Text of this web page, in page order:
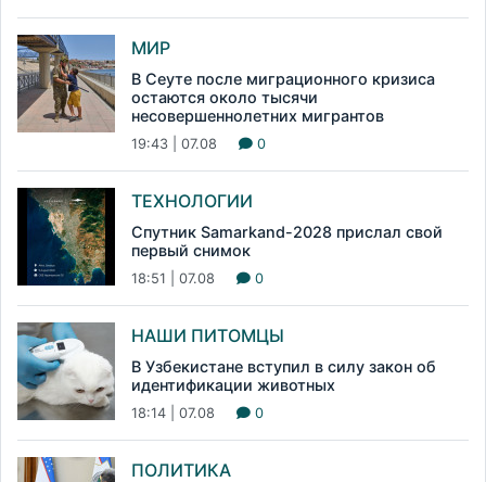
МИР
В Сеуте после миграционного кризиса
остаются около тысячи
несовершеннолетних мигрантов
19:43 | 07.08 0
ТЕХНОЛОГИИ
Спутник Samarkand-2028 прислал свой
первый снимок
18:51 | 07.08 0
НАШИ ПИТОМЦЫ
В Узбекистане вступил в силу закон об
идентификации животных
18:14 | 07.08 0
ПОЛИТИКА